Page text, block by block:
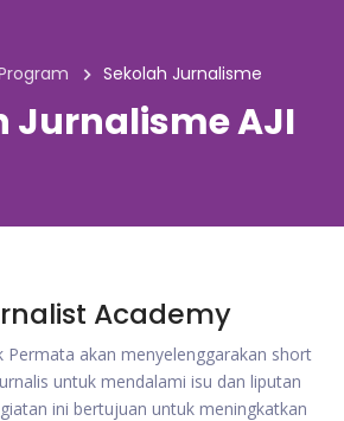
Sekolah Jurnalisme
Jurnalisme AJI
Academy
Permata akan menyelenggarakan short
untuk mendalami isu dan liputan
ini bertujuan untuk meningkatkan